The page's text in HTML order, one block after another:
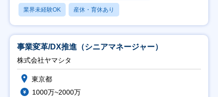
業界未経験OK 産休・育休あり
事業変革/DX推進（シニアマネージャー）
株式会社ヤマシタ
東京都
1000万~2000万